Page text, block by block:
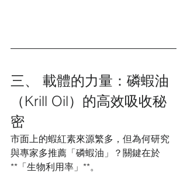
三、 載體的力量：磷蝦油
（Krill Oil）的高效吸收秘
密
市面上的蝦紅素來源繁多，但為何研究
與專家多推薦「磷蝦油」？關鍵在於
**「生物利用率」**。